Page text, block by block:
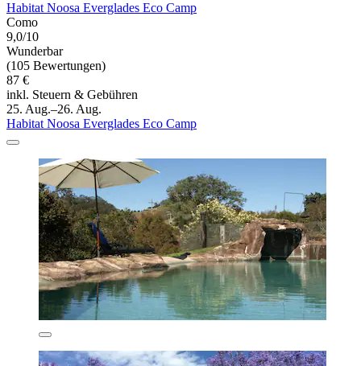
Habitat Noosa Everglades Eco Camp
Como
9,0/10
Wunderbar
(105 Bewertungen)
87 €
inkl. Steuern & Gebühren
25. Aug.–26. Aug.
Habitat Noosa Everglades Eco Camp